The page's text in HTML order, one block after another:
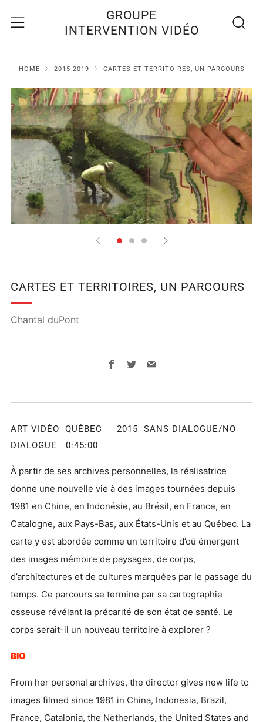
GROUPE
INTERVENTION VIDÉO
Menu
HOME 2015-2019 CARTES ET TERRITOIRES, UN PARCOURS
CARTES ET TERRITOIRES, UN PARCOURS
Chantal duPont
Facebook
TwitterEmail
ART VIDÉO QUÉBEC 2015 SANS DIALOGUE/NO
DIALOGUE 0:45:00
À partir de ses archives personnelles, la réalisatrice
donne une nouvelle vie à des images tournées depuis
1981 en Chine, en Indonésie, au Brésil, en France, en
Catalogne, aux Pays-Bas, aux États-Unis et au Québec. La
carte y est abordée comme un territoire d’où émergent
des images mémoire de paysages, de corps,
d’architectures et de cultures marquées par le passage du
temps. Ce parcours se termine par sa cartographie
osseuse révélant la précarité de son état de santé. Le
corps serait-il un nouveau territoire à explorer ?
BIO
From her personal archives, the director gives new life to
images filmed since 1981 in China, Indonesia, Brazil,
France, Catalonia, the Netherlands, the United States and